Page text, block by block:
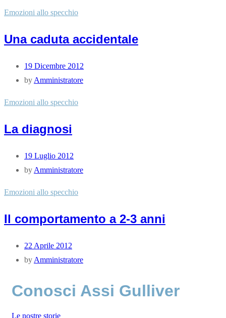
Emozioni allo specchio
Una caduta accidentale
19 Dicembre 2012
by Amministratore
Emozioni allo specchio
La diagnosi
19 Luglio 2012
by Amministratore
Emozioni allo specchio
Il comportamento a 2-3 anni
22 Aprile 2012
by Amministratore
Conosci Assi Gulliver
Le nostre storie